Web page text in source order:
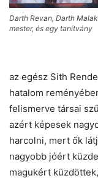
Darth Revan, Darth
mester, és egy tanítvány
az egész Sith
hatalom
felismerve társai
azért képesek
harcolni, mert ők
nagyobb jóért
magukért